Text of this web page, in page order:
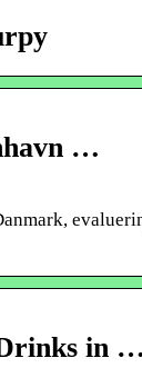
…
in …